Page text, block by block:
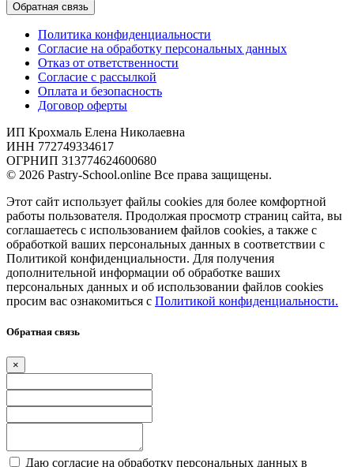
Обратная связь
Политика конфиденциальности
Согласие на обработку персональных данных
Отказ от ответственности
Согласие с рассылкой
Оплата и безопасность
Договор оферты
ИП Крохмаль Елена Николаевна
ИНН 772749334617
ОГРНИП 313774624600680
© 2026 Pastry-School.online Все права защищены.
Этот сайт использует файлы cookies для более комфортной
работы пользователя. Продолжая просмотр страниц сайта, вы
соглашаетесь с использованием файлов cookies, а также с
обработкой ваших персональных данных в соответствии с
Политикой конфиденциальности. Для получения
дополнительной информации об обработке ваших
персональных данных и об использовании файлов cookies
просим вас ознакомиться с Политикой конфиденциальности.
Обратная связь
×
Даю согласие на обработку персональных данных в